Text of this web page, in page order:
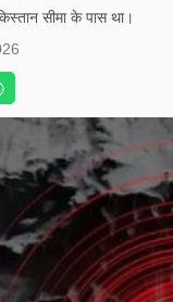
सीमा के पास था।